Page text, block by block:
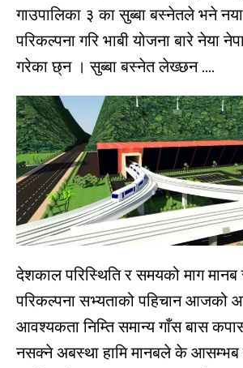
गाउपालिका ३ का सुब्बा बस्नेतले भने
परिकल्पना गरि भाबी योजना बारे नेया
गरेका छ्न । सुब्बा बस्नेत लेख्छन ….
देशकाल परिस्थिति र समयको माग
परिकल्पना सभ्यताको पहिचान आजको
आवश्यकता निम्ति समान्य गाँस बास
नसक्ने अबस्था हामि मानबले के आसम्भब